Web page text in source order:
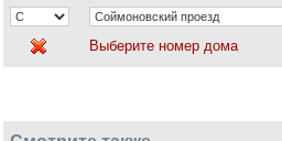
Выберите номер дома